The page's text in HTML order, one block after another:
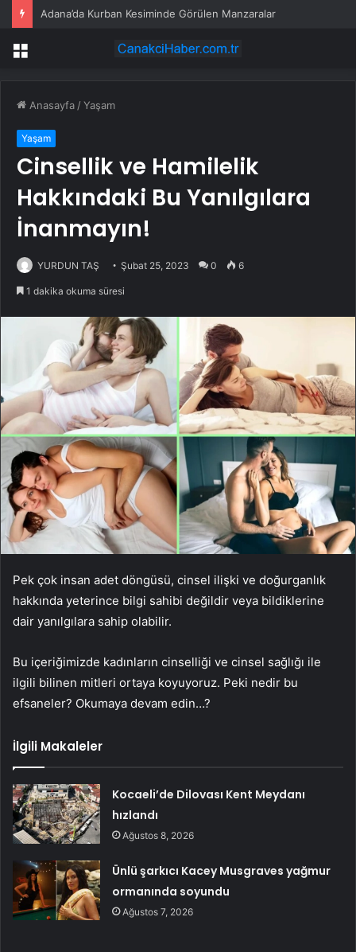
Adana’da Kurban Kesiminde Görülen Manzaralar
Menü
Anasayfa /Yaşam
Yaşam
Cinsellik ve Hamilelik
Hakkındaki Bu Yanılgılara
İnanmayın!
YURDUN TAŞ Şubat 25, 2023 0 6
1 dakika okuma süresi
Pek çok insan adet döngüsü, cinsel ilişki ve doğurganlık
hakkında yeterince bilgi sahibi değildir veya bildiklerine
dair yanılgılara sahip olabilir.
Bu içeriğimizde kadınların cinselliği ve cinsel sağlığı ile
ilgili bilinen mitleri ortaya koyuyoruz. Peki nedir bu
efsaneler? Okumaya devam edin…?
İlgili Makaleler
Kocaeli’de Dilovası Kent Meydanı
hızlandı
Ağustos 8, 2026
Ünlü şarkıcı Kacey Musgraves yağmur
ormanında soyundu
Ağustos 7, 2026